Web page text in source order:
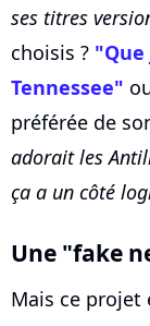
ses titres
choisis ?
Tennessee"
préférée de
adorait les
ça a un côté
Une "fake
Mais ce